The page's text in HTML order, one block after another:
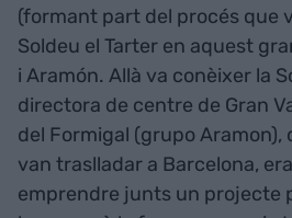
(formant part del procés que
Soldeu el Tarter en aquest
i Aramón. Allà va conèixer la
directora de centre de Gran
del Formigal (grupo Aramon),
van traslladar a Barcelona,
emprendre junts un projecte